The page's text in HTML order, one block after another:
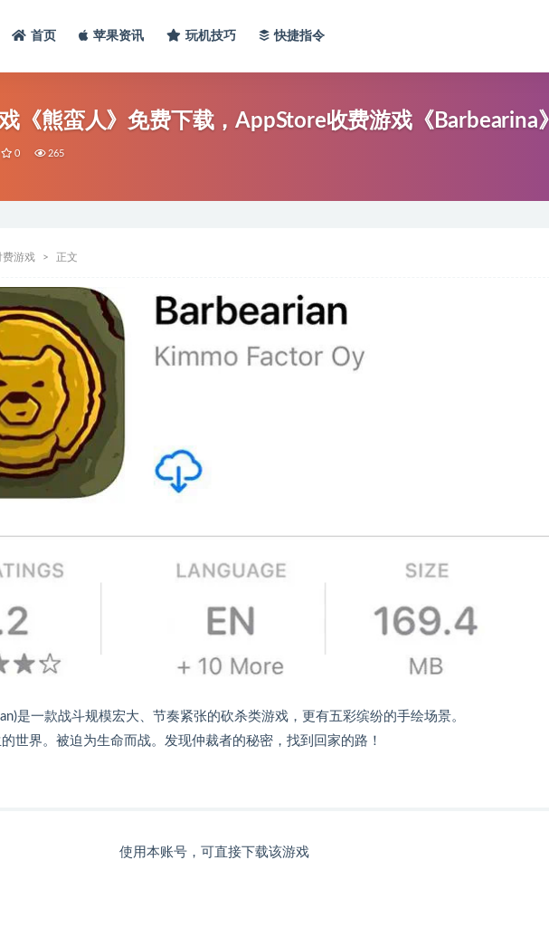
首页 苹果资讯 玩机技巧 快捷指令
《熊蛮人》免费下载，AppStore收费游戏《Barbearina
0 265
费游戏 正文
是一款战斗规模宏大、节奏紧张的砍杀类游戏，更有五彩缤纷的手绘场景。
世界。被迫为生命而战。发现仲裁者的秘密，找到回家的路！
使用本账号，可直接下载该游戏